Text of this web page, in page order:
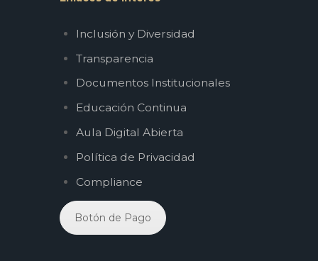
Inclusión y Diversidad
Transparencia
Documentos Institucionales
Educación Continua
Aula Digital Abierta
Política de Privacidad
Compliance
Botón de Pago